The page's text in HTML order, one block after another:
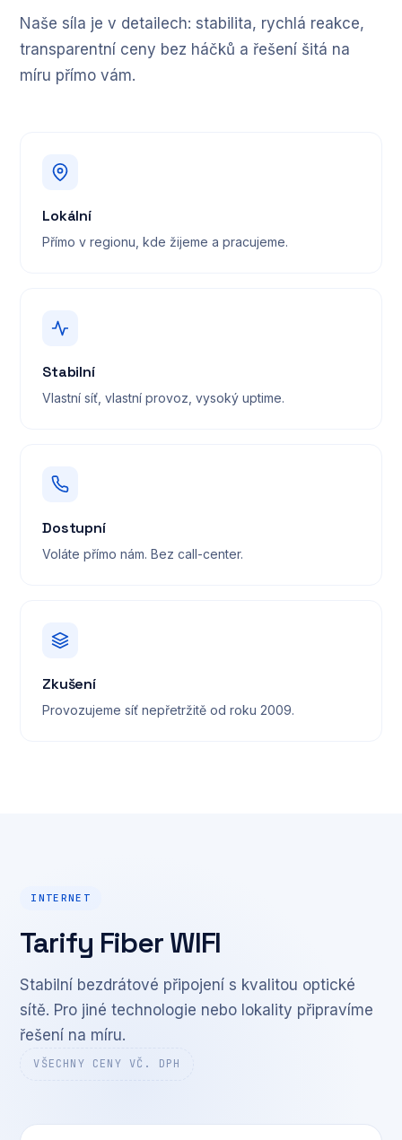
Naše síla je v detailech: stabilita, rychlá reakce,
transparentní ceny bez háčků a řešení šitá na
míru přímo vám.
Lokální
Přímo v regionu, kde žijeme a pracujeme.
Stabilní
Vlastní síť, vlastní provoz, vysoký uptime.
Dostupní
Voláte přímo nám. Bez call-center.
Zkušení
Provozujeme síť nepřetržitě od roku 2009.
INTERNET
Tarify Fiber WIFI
Stabilní bezdrátové připojení s kvalitou optické
sítě. Pro jiné technologie nebo lokality připravíme
řešení na míru.
VŠECHNY CENY VČ. DPH